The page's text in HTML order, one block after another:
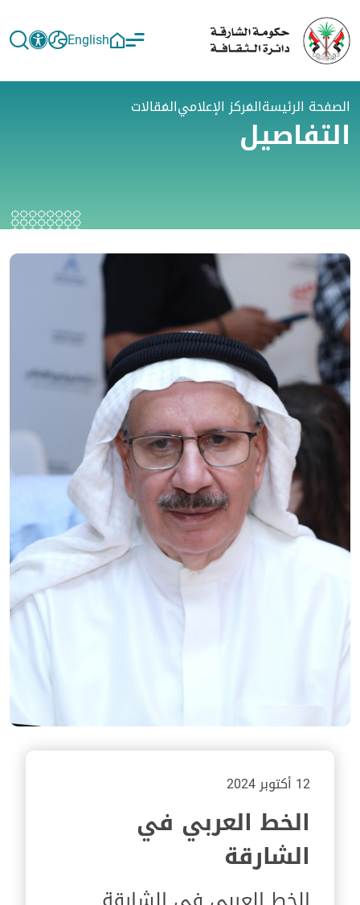
English
الصفحة الرئيسةالمركز الإعلاميالمقالات
التفاصيل
12 أكتوبر 2024
الخط العربي في
الشارقة